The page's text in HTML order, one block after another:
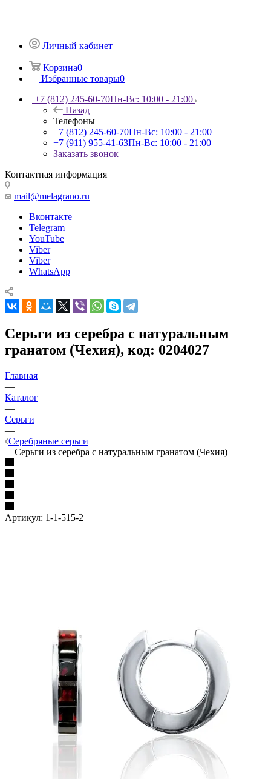
Личный кабинет
Корзина0
Избранные товары0
+7 (812) 245-60-70Пн-Вс: 10:00 - 21:00
Назад
Телефоны
+7 (812) 245-60-70Пн-Вс: 10:00 - 21:00
+7 (911) 955-41-63Пн-Вс: 10:00 - 21:00
Заказать звонок
Контактная информация
mail@melagrano.ru
Вконтакте
Telegram
YouTube
Viber
Viber
WhatsApp
Серьги из серебра с натуральным
гранатом (Чехия), код: 0204027
Главная
—
Каталог
—
Серьги
—
Серебряные серьги
—Серьги из серебра с натуральным гранатом (Чехия)
Артикул: 1-1-515-2